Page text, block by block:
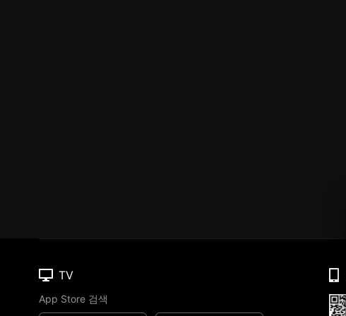
TV
App Store 검색